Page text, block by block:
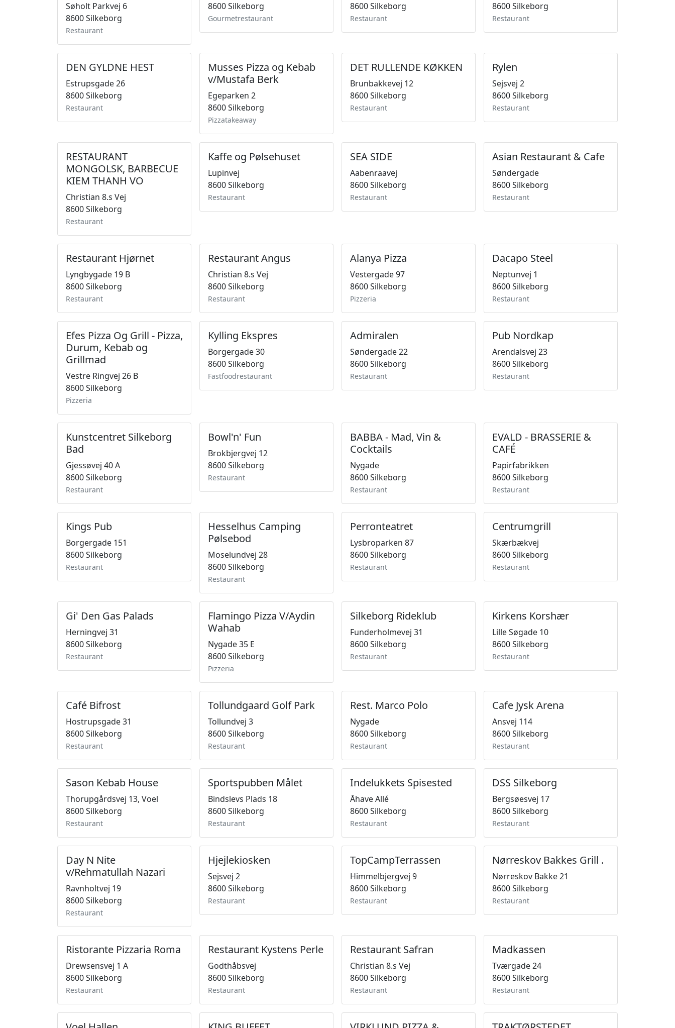
Søholt Parkvej 6
8600 Silkeborg
Restaurant
8600 Silkeborg
Gourmetrestaurant
8600 Silkeborg
Restaurant
8600 Silkeborg
Restaurant
DEN GYLDNE HEST
Estrupsgade 26
8600 Silkeborg
Restaurant
Musses Pizza og Kebab
v/Mustafa Berk
Egeparken 2
8600 Silkeborg
Pizzatakeaway
DET RULLENDE KØKKEN
Brunbakkevej 12
8600 Silkeborg
Restaurant
Rylen
Sejsvej 2
8600 Silkeborg
Restaurant
RESTAURANT
MONGOLSK, BARBECUE
KIEM THANH VO
Christian 8.s Vej
8600 Silkeborg
Restaurant
Kaffe og Pølsehuset
Lupinvej
8600 Silkeborg
Restaurant
SEA SIDE
Aabenraavej
8600 Silkeborg
Restaurant
Asian Restaurant & Cafe
Søndergade
8600 Silkeborg
Restaurant
Restaurant Hjørnet
Lyngbygade 19 B
8600 Silkeborg
Restaurant
Restaurant Angus
Christian 8.s Vej
8600 Silkeborg
Restaurant
Alanya Pizza
Vestergade 97
8600 Silkeborg
Pizzeria
Dacapo Steel
Neptunvej 1
8600 Silkeborg
Restaurant
Efes Pizza Og Grill - Pizza,
Durum, Kebab og
Grillmad
Vestre Ringvej 26 B
8600 Silkeborg
Pizzeria
Kylling Ekspres
Borgergade 30
8600 Silkeborg
Fastfoodrestaurant
Admiralen
Søndergade 22
8600 Silkeborg
Restaurant
Pub Nordkap
Arendalsvej 23
8600 Silkeborg
Restaurant
Kunstcentret Silkeborg
Bad
Gjessøvej 40 A
8600 Silkeborg
Restaurant
Bowl'n' Fun
Brokbjergvej 12
8600 Silkeborg
Restaurant
BABBA - Mad, Vin &
Cocktails
Nygade
8600 Silkeborg
Restaurant
EVALD - BRASSERIE &
CAFÉ
Papirfabrikken
8600 Silkeborg
Restaurant
Kings Pub
Borgergade 151
8600 Silkeborg
Restaurant
Hesselhus Camping
Pølsebod
Moselundvej 28
8600 Silkeborg
Restaurant
Perronteatret
Lysbroparken 87
8600 Silkeborg
Restaurant
Centrumgrill
Skærbækvej
8600 Silkeborg
Restaurant
Gi' Den Gas Palads
Herningvej 31
8600 Silkeborg
Restaurant
Flamingo Pizza V/Aydin
Wahab
Nygade 35 E
8600 Silkeborg
Pizzeria
Silkeborg Rideklub
Funderholmevej 31
8600 Silkeborg
Restaurant
Kirkens Korshær
Lille Søgade 10
8600 Silkeborg
Restaurant
Café Bifrost
Hostrupsgade 31
8600 Silkeborg
Restaurant
Tollundgaard Golf Park
Tollundvej 3
8600 Silkeborg
Restaurant
Rest. Marco Polo
Nygade
8600 Silkeborg
Restaurant
Cafe Jysk Arena
Ansvej 114
8600 Silkeborg
Restaurant
Sason Kebab House
Thorupgårdsvej 13, Voel
8600 Silkeborg
Restaurant
Sportspubben Målet
Bindslevs Plads 18
8600 Silkeborg
Restaurant
Indelukkets Spisested
Åhave Allé
8600 Silkeborg
Restaurant
DSS Silkeborg
Bergsøesvej 17
8600 Silkeborg
Restaurant
Day N Nite
v/Rehmatullah Nazari
Ravnholtvej 19
8600 Silkeborg
Restaurant
Hjejlekiosken
Sejsvej 2
8600 Silkeborg
Restaurant
TopCampTerrassen
Himmelbjergvej 9
8600 Silkeborg
Restaurant
Nørreskov Bakkes Grill .
Nørreskov Bakke 21
8600 Silkeborg
Restaurant
Ristorante Pizzaria Roma
Drewsensvej 1 A
8600 Silkeborg
Restaurant
Restaurant Kystens Perle
Godthåbsvej
8600 Silkeborg
Restaurant
Restaurant Safran
Christian 8.s Vej
8600 Silkeborg
Restaurant
Madkassen
Tværgade 24
8600 Silkeborg
Restaurant